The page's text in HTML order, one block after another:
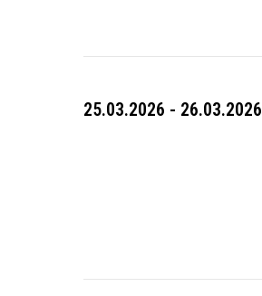
25.03.2026 - 26.03.2026